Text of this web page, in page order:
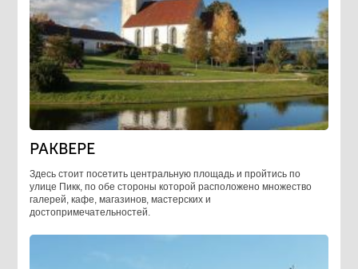
РАКВЕРЕ
Здесь cтоит посетить центральную площадь и пройтись по
улице Пикк, по обе стороны которой расположено множество
галерей, кафе, магазинов, мастерских и
достопримечательностей.